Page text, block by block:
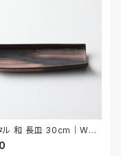
ル 和 長皿 30cm｜WNA